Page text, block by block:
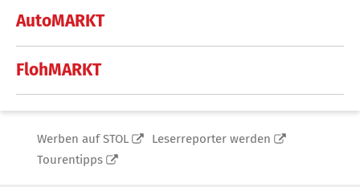
AutoMARKT
FlohMARKT
Werben auf STOL
Leserreporter werden
Tourentipps